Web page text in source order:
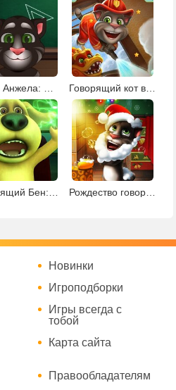
Том и Анжела: школьный тест Говорящий кот в поисках звезд
Говорящий Бен: пазлы Рождество говорящего кота Тома
Новинки
Игроподборки
Игры всегда с
тобой
Карта сайта
Правообладателям